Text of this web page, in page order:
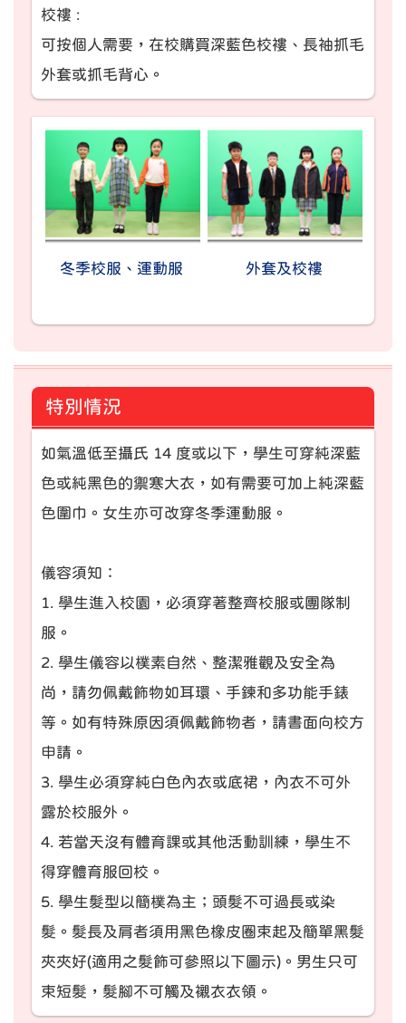
校褸 :
可按個人需要，在校購買深藍色校褸、長袖抓毛
外套或抓毛背心。
冬季校服、運動服 外套及校褸
特別情況
如氣溫低至攝氏 14 度或以下，學生可穿純深藍
色或純黑色的禦寒大衣，如有需要可加上純深藍
色圍巾。女生亦可改穿冬季運動服。
儀容須知：
1. 學生進入校園，必須穿著整齊校服或團隊制
服。
2. 學生儀容以樸素自然、整潔雅觀及安全為
尚，請勿佩戴飾物如耳環、手鍊和多功能手錶
等。如有特殊原因須佩戴飾物者，請書面向校方
申請。
3. 學生必須穿純白色內衣或底裙，內衣不可外
露於校服外。
4. 若當天沒有體育課或其他活動訓練，學生不
得穿體育服回校。
5. 學生髮型以簡樸為主；頭髮不可過長或染
髮。髮長及肩者須用黑色橡皮圈束起及簡單黑髮
夾夾好(適用之髮飾可參照以下圖示)。男生只可
束短髮，髮腳不可觸及襯衣衣領。